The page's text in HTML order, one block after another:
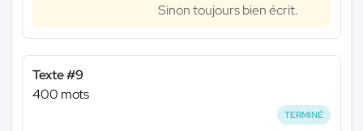
Sinon toujours bien écrit.
Texte #9
400 mots
TERMINÉ